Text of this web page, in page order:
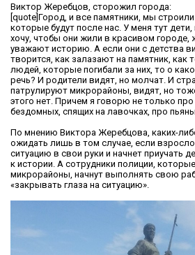
Виктор Жеребцов, сторожил города:
[quote]Город, и все памятники, мы
которые будут после нас. У меня тут дети,
хочу, чтобы они жили в красивом городе,
уважают историю. А если они с детства
творится, как залазают на памятник, как
людей, которые погибали за них, то о
речь? И родители видят, но молчат. И
патрулируют микрорайоны, видят, но
этого нет. Причем я говорю не только про
бездомных, спящих на лавочках, про
По мнению Виктора Жеребцова, каких-
ожидать лишь в том случае, если
ситуацию в свои руки и начнет приучать
к истории. А сотрудники полиции,
микрорайоны, начнут выполнять свою
«закрывать глаза на ситуацию».